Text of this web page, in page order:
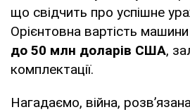
що свідчить про успішне
Орієнтовна вартість машини
до 50 млн доларів США,
комплектації.
Нагадаємо, війна,